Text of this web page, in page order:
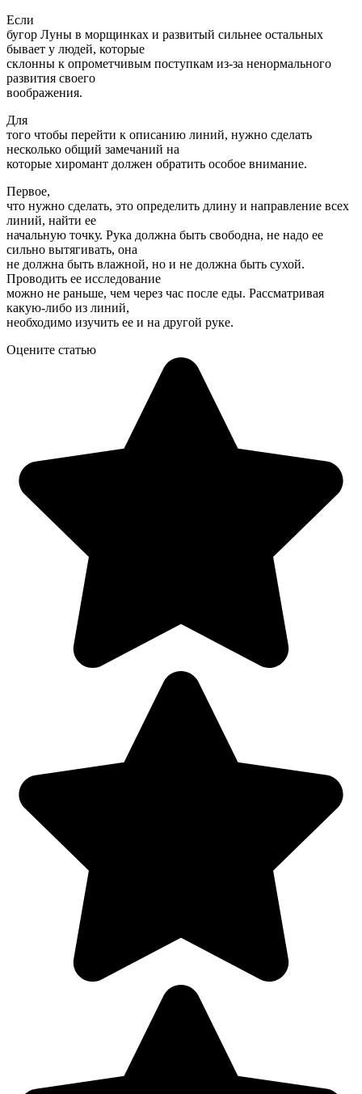
Если
бугор Луны в морщинках и развитый сильнее остальных
бывает у людей, которые
склонны к опрометчивым поступкам из-за ненормального
развития своего
воображения.
Для
того чтобы перейти к описанию линий, нужно сделать
несколько общий замечаний на
которые хиромант должен обратить особое внимание.
Первое,
что нужно сделать, это определить длину и направление всех
линий, найти ее
начальную точку. Рука должна быть свободна, не надо ее
сильно вытягивать, она
не должна быть влажной, но и не должна быть сухой.
Проводить ее исследование
можно не раньше, чем через час после еды. Рассматривая
какую-либо из линий,
необходимо изучить ее и на другой руке.
Оцените статью